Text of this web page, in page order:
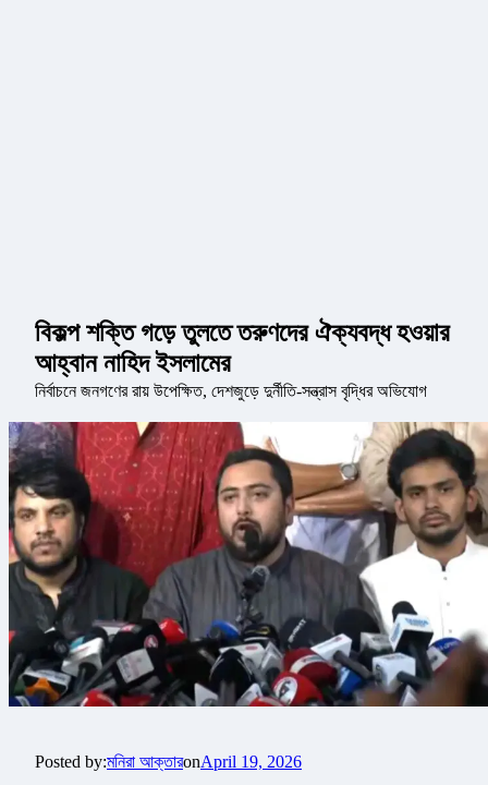
বিকল্প শক্তি গড়ে তুলতে তরুণদের ঐক্যবদ্ধ হওয়ার
আহ্বান নাহিদ ইসলামের
নির্বাচনে জনগণের রায় উপেক্ষিত, দেশজুড়ে দুর্নীতি-সন্ত্রাস বৃদ্ধির অভিযোগ
Posted by:মনিরা আক্তারonApril 19, 2026